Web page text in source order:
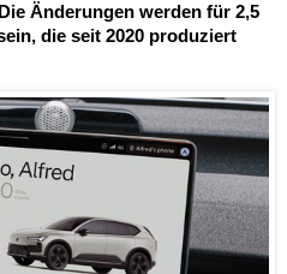
Änderungen werden für 2,5
die seit 2020 produziert